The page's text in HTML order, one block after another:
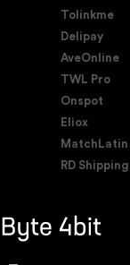
Tolinkme
Delipay
AveOnline
TWL Pro
Onspot
Eliox
MatchLatin
RD Shipping